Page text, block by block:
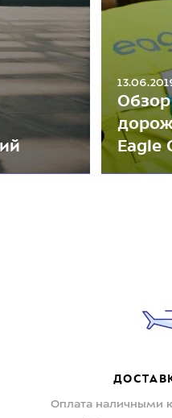
Eagle
Оплата наличными